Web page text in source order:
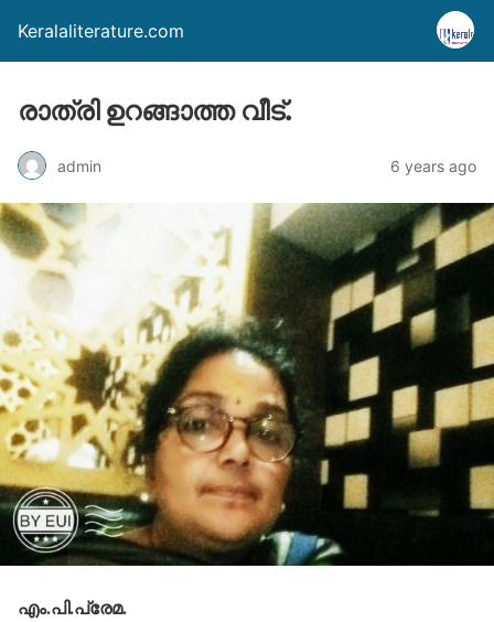
Keralaliterature.com
രാത്രി ഉറങ്ങാത്ത വീട്.
admin 6 years ago
എം.പി.പ്രേമ.